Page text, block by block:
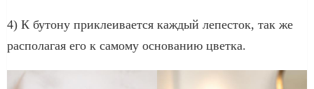
4) К бутону приклеивается каждый лепесток, так же
располагая его к самому основанию цветка.